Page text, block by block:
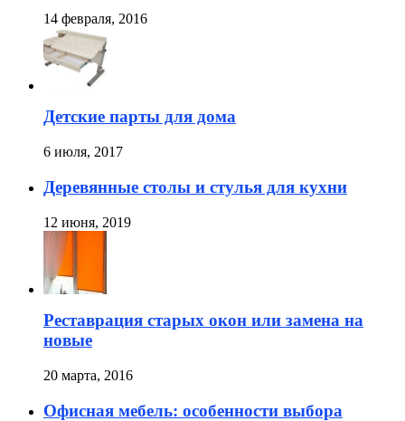
14 февраля, 2016
Детские парты для дома
6 июля, 2017
Деревянные столы и стулья для кухни
12 июня, 2019
Реставрация старых окон или замена на
новые
20 марта, 2016
Офисная мебель: особенности выбора